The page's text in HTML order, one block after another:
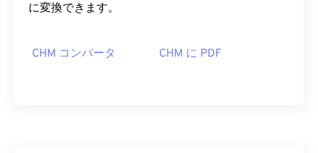
に変換できます。
CHM コンバータ CHM に PDF